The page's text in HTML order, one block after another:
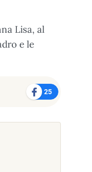
Lisa, al
e le
25